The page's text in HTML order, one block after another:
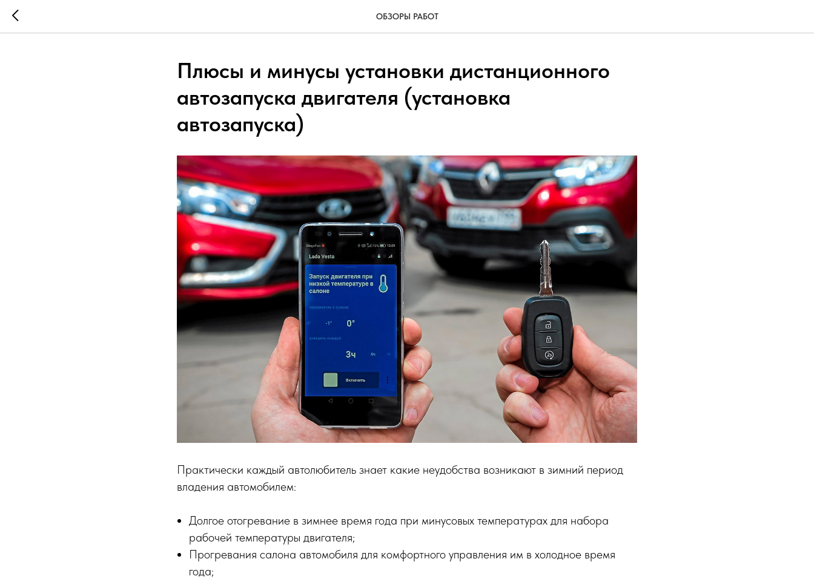
ОБЗОРЫ РАБОТ
Плюсы и минусы установки дистанционного
автозапуска двигателя (установка
автозапуска)
Практически каждый автолюбитель знает какие неудобства возникают в зимний период
владения автомобилем:
Долгое отогревание в зимнее время года при минусовых температурах для набора
рабочей температуры двигателя;
Прогревания салона автомобиля для комфортного управления им в холодное время
года;